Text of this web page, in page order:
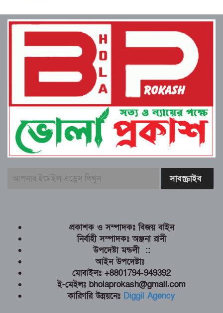
প্রকাশক ও সম্পাদকঃ বিজয় বাইন
নির্বাহী সম্পাদকঃ অঞ্জনা রানী
উপদেষ্টা মন্ডলী ::
আইন উপদেষ্টাঃ
মোবাইলঃ +8801794-949392
ই-মেইলঃ bholaprokash@gmail.com
কারিগরি উন্নয়নেঃ Diggil Agency